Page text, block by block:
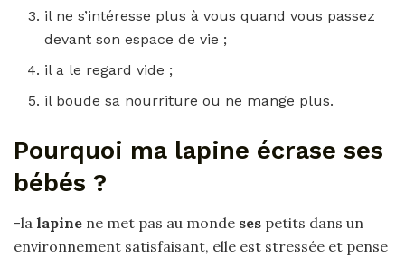
il ne s’intéresse plus à vous quand vous passez
devant son espace de vie ;
il a le regard vide ;
il boude sa nourriture ou ne mange plus.
Pourquoi ma lapine écrase ses
bébés ?
-la lapine ne met pas au monde ses petits dans un
environnement satisfaisant, elle est stressée et pense